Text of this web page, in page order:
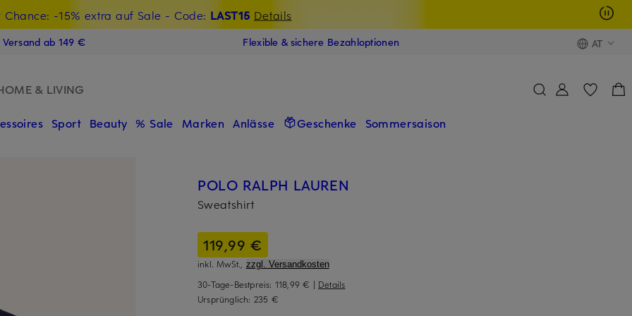
Chance: -15% extra auf Sale - Code: LAST15 Details
Willkommensgutschein mit Beyond sichern
ab 149 € Flexible & sichere Bezahloptionen AT
& LIVING
Sport Beauty % Sale Marken Anlässe Geschenke Sommersaison
POLO RALPH LAUREN
Sweatshirt
119,99 €
inkl. MwSt., zzgl. Versandkosten
30-Tage-Bestpreis: 118,99 € | Details
Ursprünglich: 235 €